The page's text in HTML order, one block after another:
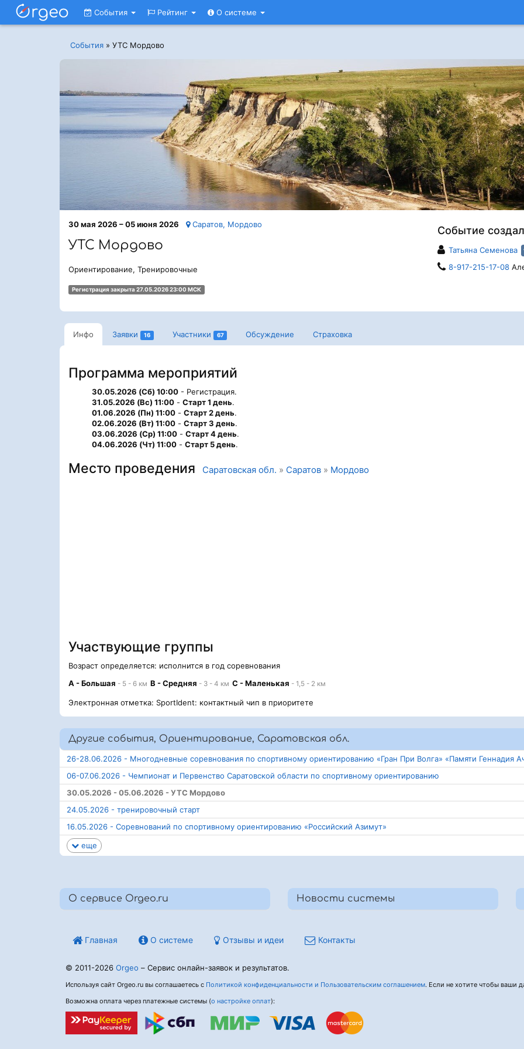
События Рейтинг О системе
События » УТС Мордово
Событие создал
Татьяна Семенова
8-917-215-17-08
30 мая 2026 – 05 июня 2026 Саратов, Мордово
УТС Мордово
Ориентирование, Тренировочные
Регистрация закрыта 27.05.2026 23:00 МСК
Инфо Заявки 16 Участники 67 Обсуждение Страховка
Программа мероприятий
30.05.2026 (Сб) 10:00 - Регистрация.
31.05.2026 (Вс) 11:00 - Старт 1 день.
01.06.2026 (Пн) 11:00 - Старт 2 день.
02.06.2026 (Вт) 11:00 - Старт 3 день.
03.06.2026 (Ср) 11:00 - Старт 4 день.
04.06.2026 (Чт) 11:00 - Старт 5 день.
Место проведения Саратовская обл. » Саратов » Мордово
Участвующие группы
Возраст определяется: исполнится в год соревнования
А - Большая - 5 - 6 км В - Средняя - 3 - 4 км С - Маленькая - 1,5 - 2 км
Электронная отметка: SportIdent: контактный чип в приоритете
Другие события, Ориентирование, Саратовская обл.
26-28.06.2026 - Многодневные соревнования по спортивному ориентированию «Гран При Волга» «Памяти Геннадия
06-07.06.2026 - Чемпионат и Первенство Саратовской области по спортивному ориентированию
30.05.2026 - 05.06.2026 - УТС Мордово
24.05.2026 - тренировочный старт
16.05.2026 - Соревнований по спортивному ориентированию «Российский Азимут»
еще
О сервисе Orgeo.ru Новости системы
Главная О системе Отзывы и идеи Контакты
© 2011-2026 Orgeo – Сервис онлайн-заявок и результатов.
Используя сайт Orgeo.ru вы соглашаетесь с Политикой конфиденциальности и Пользовательским соглашением. Если не хотите чтобы ваши
Возможна оплата через платежные системы (о настройке оплат):